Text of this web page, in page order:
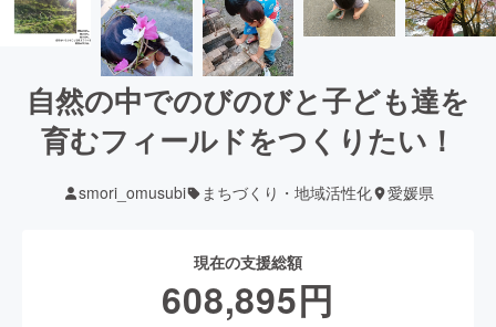
自然の中でのびのびと子ども達を
育むフィールドをつくりたい！
smori_omusubi まちづくり・地域活性化 愛媛県
現在の支援総額
608,895円